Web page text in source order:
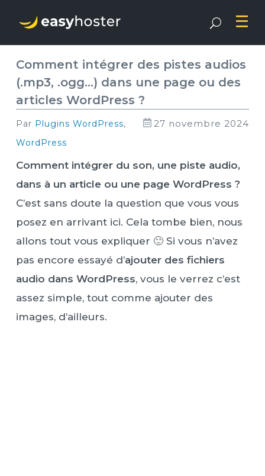
Comment intégrer des pistes audios
(.mp3, .ogg…) dans une page ou des
articles WordPress ?
par 27 novembre 2024
Plugins WordPress,
WordPress
Comment intégrer du son, une piste audio,
dans à un article ou une page WordPress ?
C’est sans doute la question que vous vous
posez en arrivant ici. Cela tombe bien, nous
allons tout vous expliquer 🙂 Si vous n’avez
pas encore essayé d’ajouter des fichiers
audio dans WordPress, vous le verrez c’est
assez simple, tout comme ajouter des
images, d’ailleurs.